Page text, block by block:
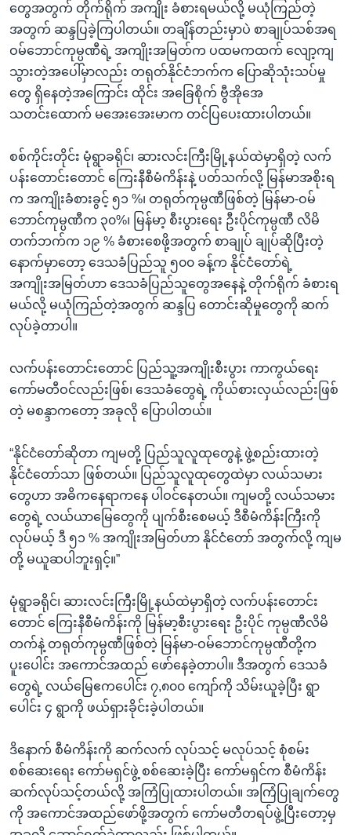
ကျော်
တွေအတွက် တိုက်ရိုက် အကျိုး ခံစားရမယ်လို့ မယုံကြည်တဲ့
အတွက် ဆန္ဒပြခဲ့ကြပါတယ်။ တချိန်တည်းမှာပဲ စာချုပ်သစ်အရ
ဝမ်ဘောင်ကုမ္ပဏီရဲ့ အကျိုးအမြတ်က ပထမကထက် လျော့ကျ
သွားတဲ့အပေါ်မှာလည်း တရုတ်နိုင်ငံဘက်က ပြောဆိုသုံးသပ်မှု
တွေ ရှိနေတဲ့အကြောင်း ထိုင်း အခြေစိုက် ဗွီအိုအေ
သတင်းထောက် မအေးအေးမာက တင်ပြပေးထားပါတယ်။
စစ်ကိုင်းတိုင်း မုံရွာခရိုင်၊ ဆားလင်းကြီးမြို့နယ်ထဲမှာရှိတဲ့ လက်
ပန်းတောင်းတောင် ကြေးနီစီမံကိန်းနဲ့ ပတ်သက်လို့ မြန်မာအစိုးရ
က အကျိုးခံစားခွင့် ၅၁ %၊ တရုတ်ကုမ္ပဏီဖြစ်တဲ့ မြန်မာ-ဝမ်
ဘောင်ကုမ္ပဏီက ၃၀%၊ မြန်မာ့ စီးပွားရေး ဦးပိုင်ကုမ္ပဏီ လိမိ
တက်ဘက်က ၁၉ % ခံစားစေဖို့အတွက် စာချုပ် ချုပ်ဆိုပြီးတဲ့
နောက်မှာတော့ ဒေသခံပြည်သူ ၅၀၀ ခန့်က နိုင်ငံတော်ရဲ့
အကျိုးအမြတ်ဟာ ဒေသခံပြည်သူတွေအနေနဲ့ တိုက်ရိုက် ခံစားရ
မယ်လို့ မယုံကြည်တဲ့အတွက် ဆန္ဒပြ တောင်းဆိုမှုတွေကို ဆက်
လုပ်ခဲ့တာပါ။
လက်ပန်းတောင်းတောင် ပြည်သူ့အကျိုးစီးပွား ကာကွယ်ရေး
ကော်မတီဝင်လည်းဖြစ်၊ ဒေသခံတွေရဲ့ ကိုယ်စားလှယ်လည်းဖြစ်
တဲ့ မစန္ဒာကတော့ အခုလို ပြောပါတယ်။
“နိုင်ငံတော်ဆိုတာ ကျမတို့ ပြည်သူလူထုတွေနဲ့ ဖွဲ့စည်းထားတဲ့
နိုင်ငံတော်သာ ဖြစ်တယ်။ ပြည်သူလူထုတွေထဲမှာ လယ်သမား
တွေဟာ အဓိကနေရာကနေ ပါဝင်နေတယ်။ ကျမတို့ လယ်သမား
တွေရဲ့ လယ်ယာမြေတွေကို ပျက်စီးစေမယ့် ဒီစီမံကိန်းကြီးကို
လုပ်မယ့် ဒီ ၅၁ % အကျိုးအမြတ်ဟာ နိုင်ငံတော် အတွက်လို့ ကျမ
တို့ မယူဆပါဘူးရှင့်။”
မုံရွာခရိုင်၊ ဆားလင်းကြီးမြို့နယ်ထဲမှာရှိတဲ့ လက်ပန်းတောင်း
တောင် ကြေးနီစီမံကိန်းကို မြန်မာ့စီးပွားရေး ဦးပိုင် ကုမ္ပဏီလိမိ
တက်နဲ့ တရုတ်ကုမ္ပဏီဖြစ်တဲ့ မြန်မာ-ဝမ်ဘောင်ကုမ္ပဏီတို့က
ပူးပေါင်း အကောင်အထည် ဖော်နေခဲ့တာပါ။ ဒီအတွက် ဒေသခံ
တွေရဲ့ လယ်မြေဧကပေါင်း ၇,၈၀၀ ကျော်ကို သိမ်းယူခဲ့ပြီး ရွာ
ပေါင်း ၄ ရွာကို ဖယ်ရှားခိုင်းခဲ့ပါတယ်။
ဒိနောက် စီမံကိန်းကို ဆက်လက် လုပ်သင့် မလုပ်သင့် စုံစမ်း
စစ်ဆေးရေး ကော်မရှင်ဖွဲ့ စစ်ဆေးခဲ့ပြီး ကော်မရှင်က စီမံကိန်း
ဆက်လုပ်သင့်တယ်လို့ အကြံပြုထားပါတယ်။ အကြံပြုချက်တွေ
ကို အကောင်အထည်ဖော်ဖို့အတွက် ကော်မတီတရပ်ဖွဲ့ပြီးတော့မှ